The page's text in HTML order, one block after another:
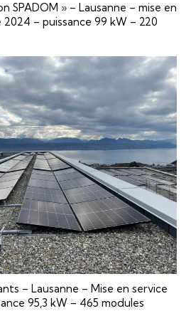
SPADOM » – Lausanne – mise en
– puissance 99 kW – 220
– Lausanne – Mise en service
95,3 kW – 465 modules